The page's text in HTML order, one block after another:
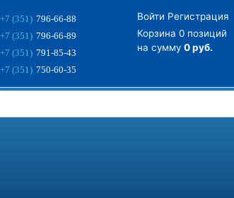
+7 (351) 796-66-88
+7 (351) 796-66-89
+7 (351) 791-85-43
+7 (351) 750-60-35
Войти Регистрация
Корзина 0 позиций
на сумму 0 руб.